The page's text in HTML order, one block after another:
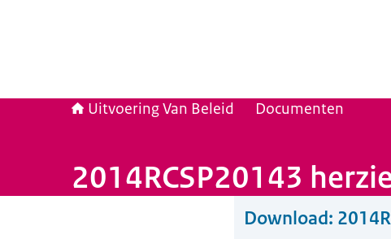
Uitvoering Van Beleid Documenten
2014RCSP20143
Download: